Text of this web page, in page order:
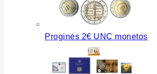
Proginės 2€ UNC monetos